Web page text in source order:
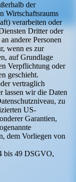
der
Wirtschaftsraums
verarbeiten oder
Dritter oder
andere Personen
wenn es zur
auf Grundlage
Verpflichtung oder
geschieht.
vertraglich
lassen wir die Daten
zu
US-
Garantien,
dem Vorliegen von
bis 49 DSGVO,